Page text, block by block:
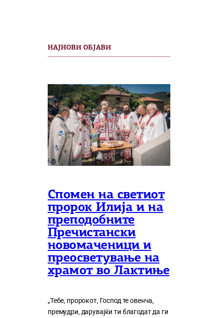
НАЈНОВИ ОБЈАВИ
Спомен на светиот
пророк Илија и на
преподобните
Пречистански
новомаченици и
преосветување на
храмот во Лактиње
„Тебе, пророкот, Господ те овенча,
премудри, дарувајќи ти благодат да ги